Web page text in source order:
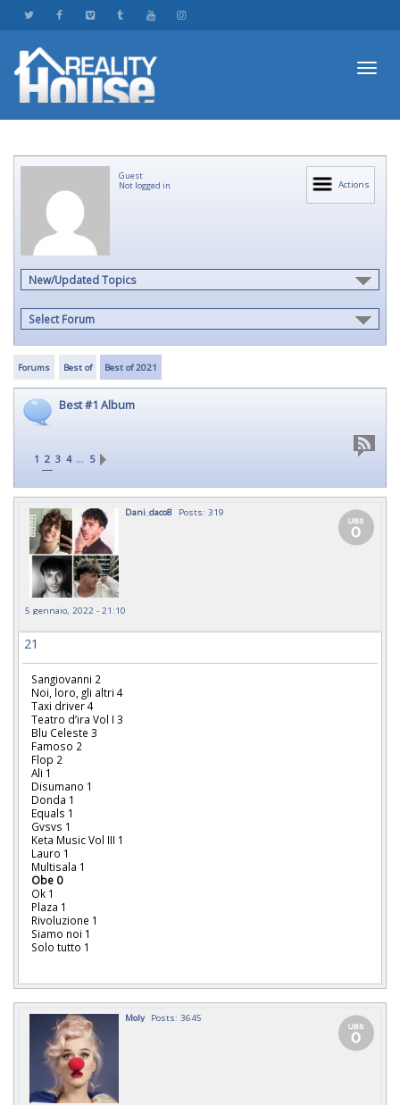
Actions
Guest
Not logged in
New/Updated Topics
Select Forum
Forums Best of Best of 2021
Best #1 Album
1 2 3 4 … 5
Dani_daco8 Posts: 319
5 gennaio, 2022 - 21:10
21
Sangiovanni 2
Noi, loro, gli altri 4
Taxi driver 4
Teatro d’ira Vol I 3
Blu Celeste 3
Famoso 2
Flop 2
Ali 1
Disumano 1
Donda 1
Equals 1
Gvsvs 1
Keta Music Vol III 1
Lauro 1
Multisala 1
Obe 0
Ok 1
Plaza 1
Rivoluzione 1
Siamo noi 1
Solo tutto 1
Moly Posts: 3645